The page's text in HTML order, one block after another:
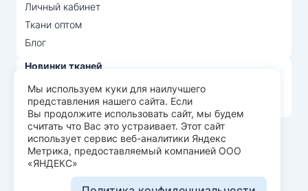
Личный кабинет
Ткани оптом
Блог
Новинки тканей
Распродажа тканей
Лидеры продаж
© Арт Текс — продажа тканей оптом, 2026
Пользовательское соглашение
Политика конфиденциальности
Мы используем куки для наилучшего
представления нашего сайта. Если
Вы продолжите использовать сайт, мы будем
считать что Вас это устраивает. Этот сайт
использует сервис веб-аналитики Яндекс
Метрика, предоставляемый компанией ООО
«ЯНДЕКС»